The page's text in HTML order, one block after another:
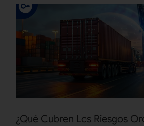
¿Qué Cubren Los Riesgos